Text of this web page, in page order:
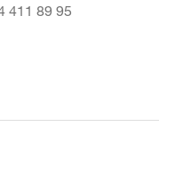
411 89 95